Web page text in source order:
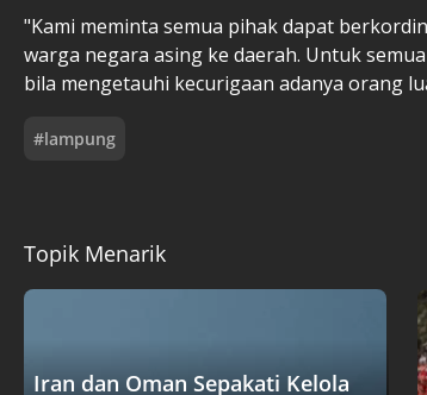
"Kami meminta semua pihak dapat
warga negara asing ke daerah. Untuk
bila mengetauhi kecurigaan adanya orang
#lampung
Topik Menarik
Iran dan Oman Sepakati Kelola